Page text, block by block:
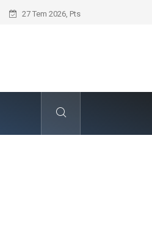
Karbon Siyahı ve Modern Endüstrideki
27 Tem 2026, Pts